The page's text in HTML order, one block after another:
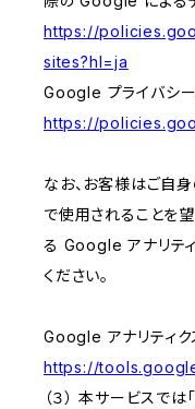
https://
sites?hl=ja
Google プライバシー
https://
なお、お客様はご自
で使用されることを
る Google アナリテ
ください。
Google アナリティク
https://
（３） 本サービスで